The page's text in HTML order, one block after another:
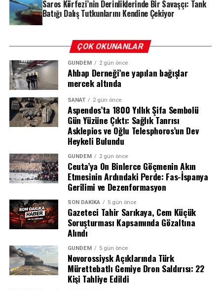
Soruşturma kapsamında elde edilen deliller, dosyanın
şüphelilerin HTS (Hücresel Haberleşme Sistemi) ve PTS
(Plaka Tanıma Sistemi) kayıtlarını, kriminal inceleme
bulgularını ve tanık beyanlarını bir araya getirerek
olayın perdesini aralamaya çalıştı.
Yapılan incelemelerde, Evindar Tiğrak’ın kaybolmadan
hemen önce şüphelilerden biriyle yoğun telefon trafiği
ve mesajlaşma yaşadığı tespit edildi. Dikkat çeken bir
diğer detay ise, şüphelinin kullandığı 21 AC 935 plakalı
aracın, olay günü bagaj kapağı açık bir şekilde ve tek
başına seyir halinde olduğunun kayıtlara geçmesi oldu.
Araç üzerinde yapılan kriminal incelemede ise bagaj ve
ön yolcu koltuğunda biyolojik bulgulara rastlandı. Bu
bulgular arasında üç farklı erkeğe ait kan örneği ve bir
kadına ait kan örneğinin bulunması, işin vahametini
gözler önüne serdi.
Tanık İfadeleri ve Şüpheli Hareketler
Soruşturma kapsamında ifadesine başvurulan tanıklar,
olayın ardından aracın detaylı bir şekilde temizlendiğini,
Saros Körfezi’nin Derinliklerinde Bir Savaşçı: Tank
Batığı Dalış Tutkunlarını Kendine Çekiyor
ÇOK OKUNANLAR
GÜNDEM 2 gün önce
Ahbap Derneği’ne yapılan bağışlar
mercek altında
SANAT 2 gün önce
Aspendos’ta 1800 Yıllık Şifa Sembolü
Gün Yüzüne Çıktı: Sağlık Tanrısı
Asklepios ve Oğlu Telesphoros’un Dev
Heykeli Bulundu
GÜNDEM 2 gün önce
Ceuta’ya On Binlerce Göçmenin Akın
Etmesinin Ardındaki Perde: Fas-İspanya
Gerilimi ve Dezenformasyon
SON DAKIKA 5 gün önce
Gazeteci Tahir Sarıkaya, Cem Küçük
Soruşturması Kapsamında Gözaltına
Alındı
GÜNDEM 5 gün önce
Novorossiysk Açıklarında Türk
Mürettebatlı Gemiye Dron Saldırısı: 22
Kişi Tahliye Edildi